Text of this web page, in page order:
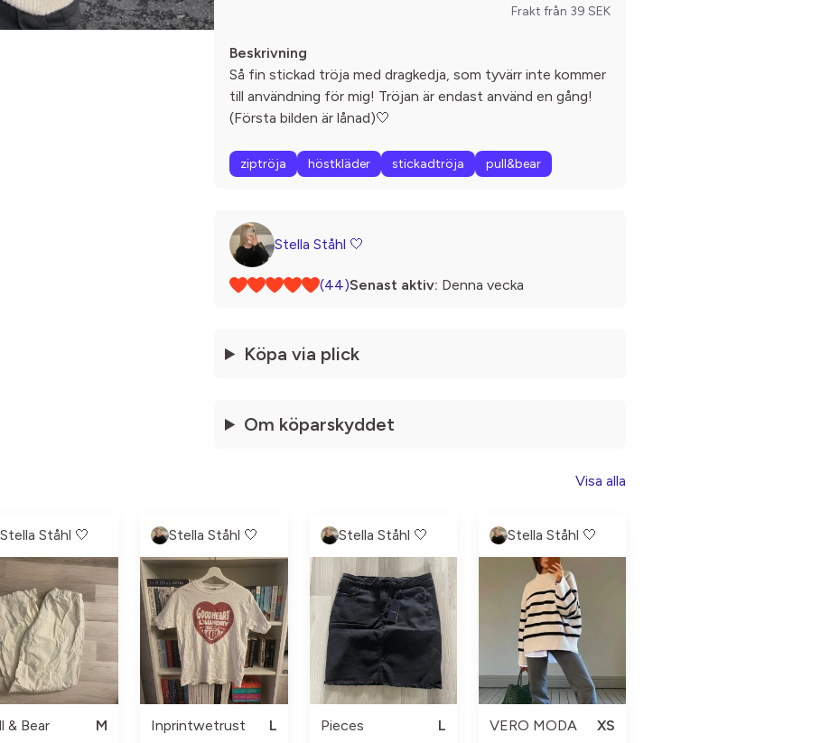
Frakt från 39 SEK
Beskrivning
Så fin stickad tröja med dragkedja, som tyvärr inte kommer
till användning för mig! Tröjan är endast använd en gång!
(Första bilden är lånad)🤍
ziptröja höstkläder stickadtröja pull&bear
Stella Ståhl 🤍
(44)Senast aktiv: Denna vecka
Köpa via plick
Om köparskyddet
Visa alla
Stella Ståhl 🤍
& Bear
M
Stella Ståhl 🤍
Inprintwetrust
L
Stella Ståhl 🤍
Pieces
L
Stella Ståhl 🤍
VERO MODA
XS